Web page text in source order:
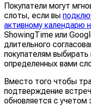
Покупатели могут
слоты, если вы
активному календарю
ShowingTime или
длительного
покупателям
определенных вами
Вместо того чтобы
подтверждение
обновляется с учетом